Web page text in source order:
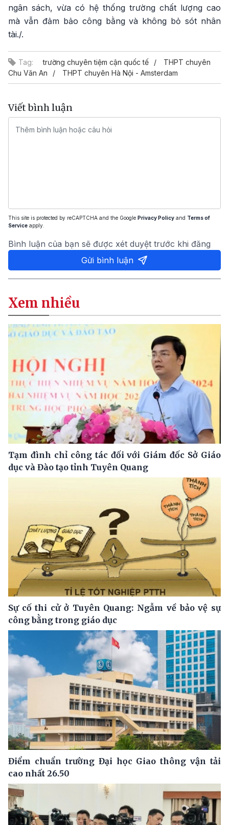
ngân sách, vừa có hệ thống trường chất lượng cao
mà vẫn đảm bảo công bằng và không bỏ sót nhân
tài./.
Tag: trường chuyên tiệm cận quốc tế
THPT chuyên
Chu Văn An
THPT chuyên Hà Nội - Amsterdam
Viết bình luận
This site is protected by reCAPTCHA and the Google Privacy Policy and Terms of
Service apply.
Bình luận của bạn sẽ được xét duyệt trước khi đăng
Gửi bình luận
Xem nhiều
Tạm đình chỉ công tác đối với Giám đốc Sở Giáo
dục và Đào tạo tỉnh Tuyên Quang
Sự cố thi cử ở Tuyên Quang: Ngẫm về bảo vệ sự
công bằng trong giáo dục
Điểm chuẩn trường Đại học Giao thông vận tải
cao nhất 26.50